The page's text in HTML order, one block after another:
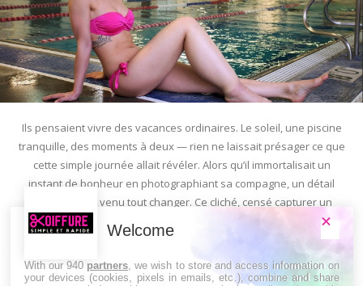
Ils pensaient vivre des vacances ordinaires. Le soleil, une piscine
tranquille, des moments à deux — rien ne laissait présager ce que
cette simple journée allait révéler. Alors qu’il immortalisait un
instant de bonheur en photographiant sa compagne, un détail
inattendu est venu tout changer. Ce cliché, censé capturer un
sourire ou une pose en maillot de bain, a révélé...
Welcome
With our 940 partners , we wish to store and access information on
your devices (cookies, pixels in emails, etc.), combine and share